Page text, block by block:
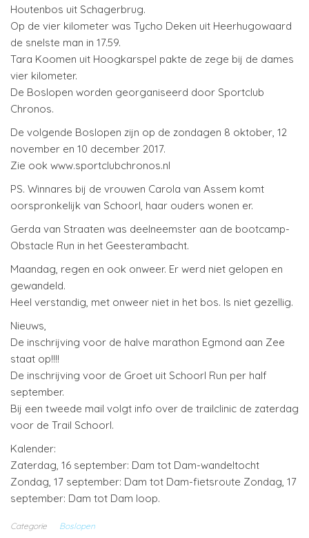
Houtenbos uit Schagerbrug.
Op de vier kilometer was Tycho Deken uit Heerhugowaard
de snelste man in 17.59.
Tara Koomen uit Hoogkarspel pakte de zege bij de dames
vier kilometer.
De Boslopen worden georganiseerd door Sportclub
Chronos.
De volgende Boslopen zijn op de zondagen 8 oktober, 12
november en 10 december 2017.
Zie ook www.sportclubchronos.nl
PS. Winnares bij de vrouwen Carola van Assem komt
oorspronkelijk van Schoorl, haar ouders wonen er.
Gerda van Straaten was deelneemster aan de bootcamp-
Obstacle Run in het Geesterambacht.
Maandag, regen en ook onweer. Er werd niet gelopen en
gewandeld.
Heel verstandig, met onweer niet in het bos. Is niet gezellig.
Nieuws,
De inschrijving voor de halve marathon Egmond aan Zee
staat op!!!!
De inschrijving voor de Groet uit Schoorl Run per half
september.
Bij een tweede mail volgt info over de trailclinic de zaterdag
voor de Trail Schoorl.
Kalender:
Zaterdag, 16 september: Dam tot Dam-wandeltocht
Zondag, 17 september: Dam tot Dam-fietsroute Zondag, 17
september: Dam tot Dam loop.
Categorie Boslopen